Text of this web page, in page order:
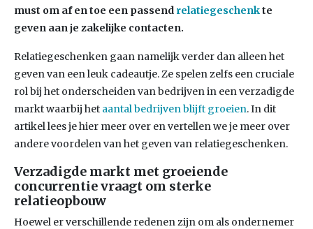
must om af en toe een passend relatiegeschenkte
geven aan je zakelijke contacten.
Relatiegeschenken gaan namelijk verder dan alleen het
geven van een leuk cadeautje. Ze spelen zelfs een cruciale
rol bij het onderscheiden van bedrijven in een verzadigde
markt waarbij het aantal bedrijven blijft groeien. In dit
artikel lees je hier meer over en vertellen we je meer over
andere voordelen van het geven van relatiegeschenken.
Verzadigde markt met groeiende
concurrentie vraagt om sterke
relatieopbouw
Hoewel er verschillende redenen zijn om als ondernemer